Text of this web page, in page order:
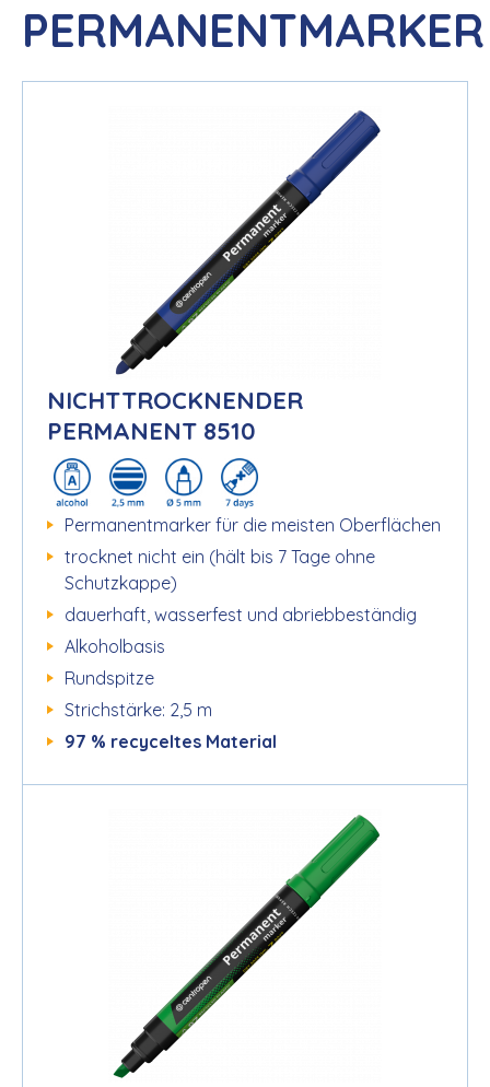
PERMANENTMARKER
NICHTTROCKNENDER
PERMANENT 8510
Permanentmarker für die meisten Oberflächen
trocknet nicht ein (hält bis 7 Tage ohne
Schutzkappe)
dauerhaft, wasserfest und abriebbeständig
Alkoholbasis
Rundspitze
Strichstärke: 2,5 m
97 % recyceltes Material